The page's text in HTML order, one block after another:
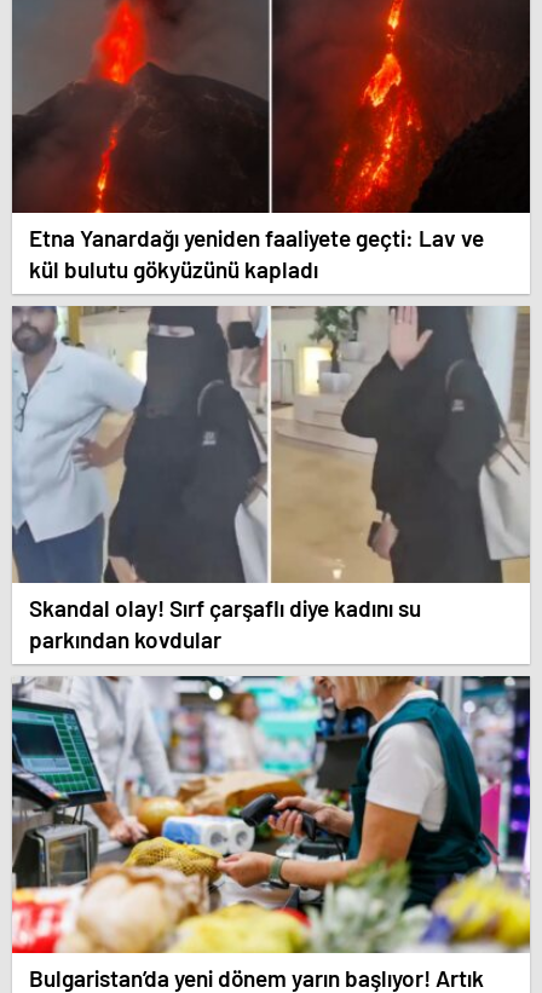
Etna Yanardağı yeniden faaliyete geçti: Lav ve
kül bulutu gökyüzünü kapladı
Skandal olay! Sırf çarşaflı diye kadını su
parkından kovdular
Bulgaristan’da yeni dönem yarın başlıyor! Artık